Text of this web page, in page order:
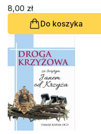
8,00 zł
Do koszyka